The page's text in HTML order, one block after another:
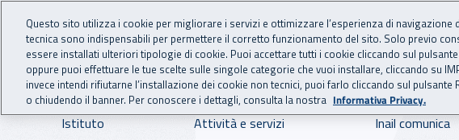
Vai al menu principale
Vai al contenuto principale
INAIL - Istituto Nazionale per
Navigazione principale
Istituto Attività e servizi Inail comunica
Questo sito utilizza i cookie per migliorare i servizi e ottimizzare l’esperienza di navigazione
tecnica sono indispensabili per permettere il corretto funzionamento del sito. Solo previo
essere installati ulteriori tipologie di cookie. Puoi accettare tutti i cookie cliccando sul pulsante
oppure puoi effettuare le tue scelte sulle singole categorie che vuoi installare, cliccando su
invece intendi rifiutarne l’installazione dei cookie non tecnici, puoi farlo cliccando sul pulsante
o chiudendo il banner. Per conoscere i dettagli, consulta la nostra Informativa Privacy.